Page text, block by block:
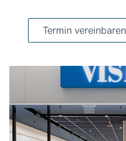
Termin vereinbaren